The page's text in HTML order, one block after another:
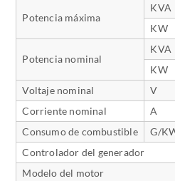
Potencia máxima
KVA
KW
Potencia nominal
KVA
KW
Voltaje nominal
V
Corriente nominal
A
Consumo de combustible
G/
Controlador del generador
Modelo del motor